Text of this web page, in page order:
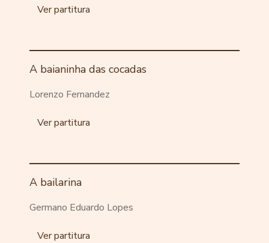
Ver partitura
A baianinha das cocadas
Lorenzo Fernandez
Ver partitura
A bailarina
Germano Eduardo Lopes
Ver partitura